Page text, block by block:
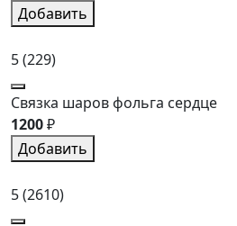
Добавить
5(229)
Связка шаров фольга сердце
1200₽
Добавить
5(2610)